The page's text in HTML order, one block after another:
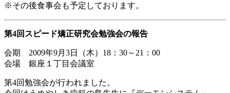
※その後食事会も予定しております。
第4回スピード矯正研究会勉強会の報告
会期 2009年9月3日（木）18：30～21：00
会場 銀座１丁目会議室
第4回勉強会が行われました。